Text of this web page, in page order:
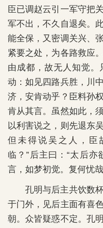
臣已调赵云引一军守把
军不出，不久自退矣。
能全保，又密调关兴、
紧要之处，为各路救应
由成都，故无人知觉。
动：如见四路兵胜，川
济，安肯动乎？臣料孙
肯从其言。虽然如此，
以利害说之，则先退东
但未得说吴之人，臣
临？”后主曰：“太后
言，如梦初觉。复何忧
孔明与后主共饮数
于门外，见后主面有喜
朝。众皆疑惑不定。孔